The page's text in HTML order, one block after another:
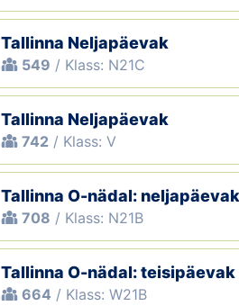
Tallinna Neljapäevak
549 / Klass: N21C
Tallinna Neljapäevak
742 / Klass: V
Tallinna O-nädal: neljapäevak
708 / Klass: N21B
Tallinna O-nädal: teisipäevak
664 / Klass: W21B